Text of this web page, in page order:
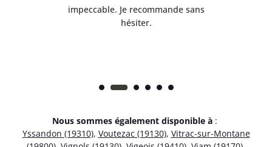
impeccable. Je recommande sans
hésiter.
Nous sommes également disponible à :
Yssandon (19310), Voutezac (19130), Vitrac-sur-Montane